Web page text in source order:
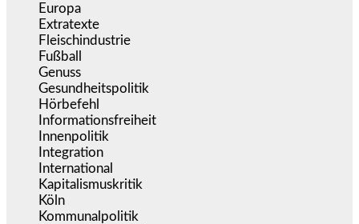
Europa
Extratexte
Fleischindustrie
Fußball
Genuss
Gesundheitspolitik
Hörbefehl
Informationsfreiheit
Innenpolitik
Integration
International
Kapitalismuskritik
Köln
Kommunalpolitik